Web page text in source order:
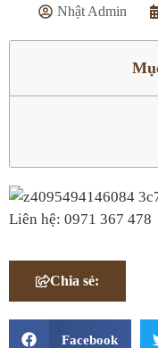
Nhật Admin
Liên hệ: 0971 367 478
Chia sẻ:
Facebook